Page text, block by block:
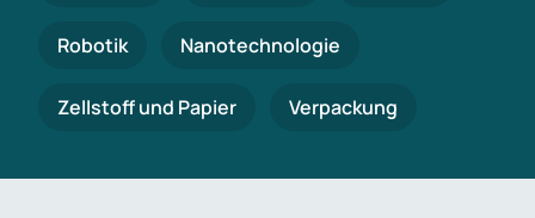
Robotik Nanotechnologie
Zellstoff und Papier Verpackung